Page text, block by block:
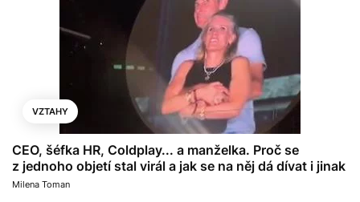
VZTAHY
CEO, šéfka HR, Coldplay... a manželka. Proč se
z jednoho objetí stal virál a jak se na něj dá dívat i jinak
Milena Toman